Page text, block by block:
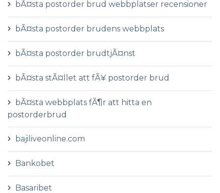
bÃ¤sta postorder brud webbplatser recensioner
bÃ¤sta postorder brudens webbplats
bÃ¤sta postorder brudtjÃ¤nst
bÃ¤sta stÃ¤llet att fÃ¥ postorder brud
bÃ¤sta webbplats fÃ¶r att hitta en
postorderbrud
bajiliveonline.com
Bankobet
Basaribet